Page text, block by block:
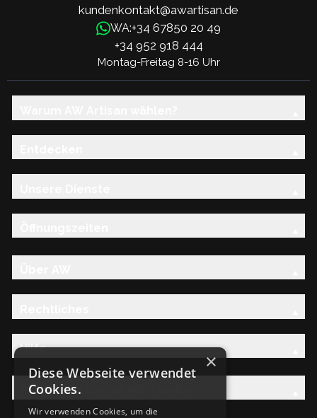
kundenkontakt@awartisan.de
WA:+34 67850 20 49
+34 952 918 444
Montag-Freitag 8-16 Uhr
Hilfe
Entdecken Sie die AW-Familie
×
Diese Webseite verwendet
Cookies.
Wir verwenden Cookies, um die